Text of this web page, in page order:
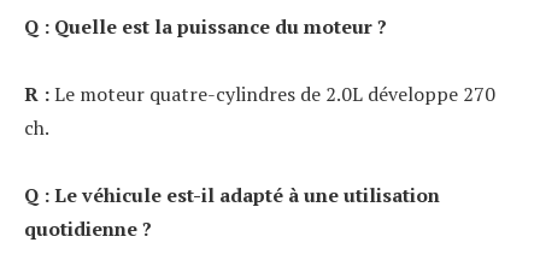
Q : Quelle est la puissance du moteur ?
R :Le moteur quatre-cylindres de 2.0L développe 270
ch.
Q : Le véhicule est-il adapté à une utilisation
quotidienne ?